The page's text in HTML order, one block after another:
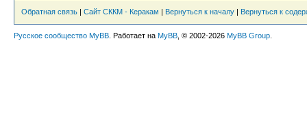
Обратная связь | Сайт СККМ - Керакам | Вернуться к началу | Вернуться к
Русское сообщество MyBB . Работает на MyBB , © 2002-2026 MyBB Group